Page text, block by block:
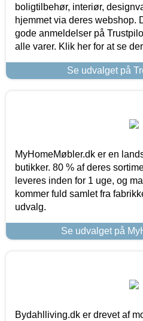
boligtilbehør, interiør,
hjemmet via deres webshop.
gode anmeldelser på
alle varer. Klik her for at se
Se udvalget på
MyHomeMøbler.dk er en
butikker. 80 % af deres
leveres inden for 1 uge, og
kommer fuld samlet fra
udvalg.
Se udvalget på
Bydahlliving.dk er drevet af